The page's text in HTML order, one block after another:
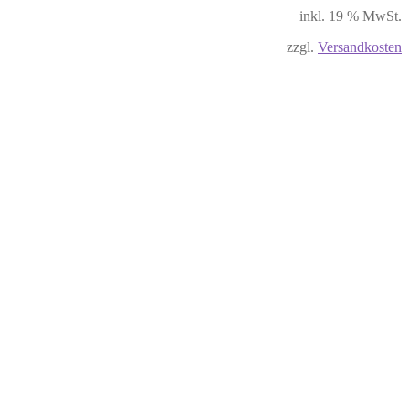
inkl. 19 % MwSt.
zzgl. Versandkosten